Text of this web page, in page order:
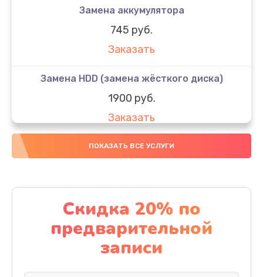
Замена аккумулятора
745 руб.
Заказать
Замена HDD (замена жёсткого диска)
1900 руб.
Заказать
Замена кулера
Заказать
Замена процессора
1500 руб.
Заказать
ПОКАЗАТЬ ВСЕ УСЛУГИ
Скидка 20% по
предварительной
записи